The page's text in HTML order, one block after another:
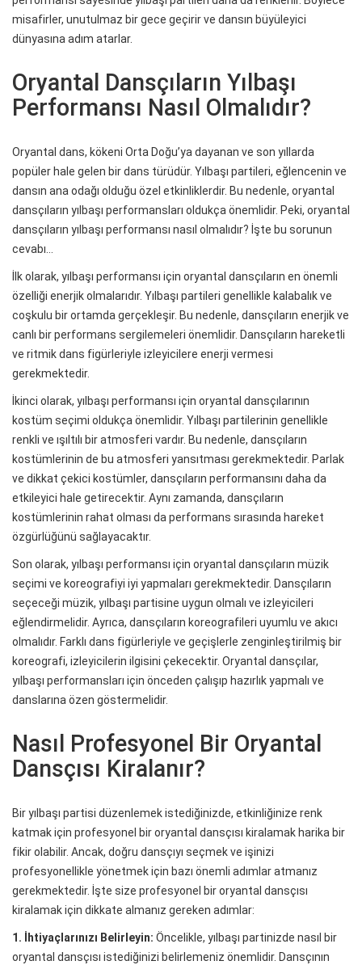
misafirler, unutulmaz bir gece geçirir ve dansın büyüleyici
dünyasına adım atarlar.
Oryantal Dansçıların Yılbaşı
Performansı Nasıl Olmalıdır?
Oryantal dans, kökeni Orta Doğu’ya dayanan ve son yıllarda
popüler hale gelen bir dans türüdür. Yılbaşı partileri, eğlencenin ve
dansın ana odağı olduğu özel etkinliklerdir. Bu nedenle, oryantal
dansçıların yılbaşı performansları oldukça önemlidir. Peki, oryantal
dansçıların yılbaşı performansı nasıl olmalıdır? İşte bu sorunun
cevabı…
İlk olarak, yılbaşı performansı için oryantal dansçıların en önemli
özelliği enerjik olmalarıdır. Yılbaşı partileri genellikle kalabalık ve
coşkulu bir ortamda gerçekleşir. Bu nedenle, dansçıların enerjik ve
canlı bir performans sergilemeleri önemlidir. Dansçıların hareketli
ve ritmik dans figürleriyle izleyicilere enerji vermesi
gerekmektedir.
İkinci olarak, yılbaşı performansı için oryantal dansçılarının
kostüm seçimi oldukça önemlidir. Yılbaşı partilerinin genellikle
renkli ve ışıltılı bir atmosferi vardır. Bu nedenle, dansçıların
kostümlerinin de bu atmosferi yansıtması gerekmektedir. Parlak
ve dikkat çekici kostümler, dansçıların performansını daha da
etkileyici hale getirecektir. Aynı zamanda, dansçıların
kostümlerinin rahat olması da performans sırasında hareket
özgürlüğünü sağlayacaktır.
Son olarak, yılbaşı performansı için oryantal dansçıların müzik
seçimi ve koreografiyi iyi yapmaları gerekmektedir. Dansçıların
seçeceği müzik, yılbaşı partisine uygun olmalı ve izleyicileri
eğlendirmelidir. Ayrıca, dansçıların koreografileri uyumlu ve akıcı
olmalıdır. Farklı dans figürleriyle ve geçişlerle zenginleştirilmiş bir
koreografi, izleyicilerin ilgisini çekecektir. Oryantal dansçılar,
yılbaşı performansları için önceden çalışıp hazırlık yapmalı ve
danslarına özen göstermelidir.
Nasıl Profesyonel Bir Oryantal
Dansçısı Kiralanır?
Bir yılbaşı partisi düzenlemek istediğinizde, etkinliğinize renk
katmak için profesyonel bir oryantal dansçısı kiralamak harika bir
fikir olabilir. Ancak, doğru dansçıyı seçmek ve işinizi
profesyonellikle yönetmek için bazı önemli adımlar atmanız
gerekmektedir. İşte size profesyonel bir oryantal dansçısı
kiralamak için dikkate almanız gereken adımlar:
1. İhtiyaçlarınızı Belirleyin: Öncelikle, yılbaşı partinizde nasıl bir
oryantal dansçısı istediğinizi belirlemeniz önemlidir. Dansçının